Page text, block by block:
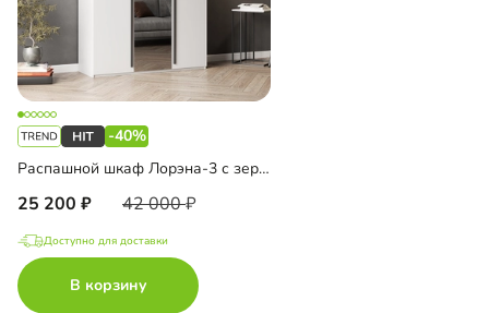
-40%
Распашной шкаф Лорэна-3 с зеркалом
25 200 42 000
Доступно для доставки
В корзину